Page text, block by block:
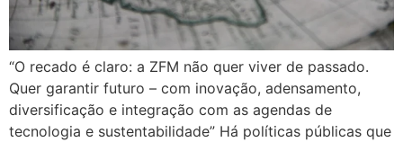
“O recado é claro: a ZFM não quer viver de passado.
Quer garantir futuro – com inovação, adensamento,
diversificação e integração com as agendas de
tecnologia e sustentabilidade” Há políticas públicas que